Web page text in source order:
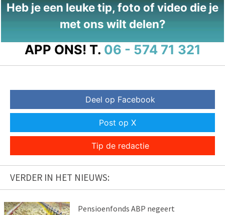
Heb je een leuke tip, foto of video die je
met ons wilt delen?
APP ONS! T. 06 - 574 71 321
Deel op Facebook
Post op X
Tip de redactie
VERDER IN HET NIEUWS:
Pensioenfonds ABP negeert